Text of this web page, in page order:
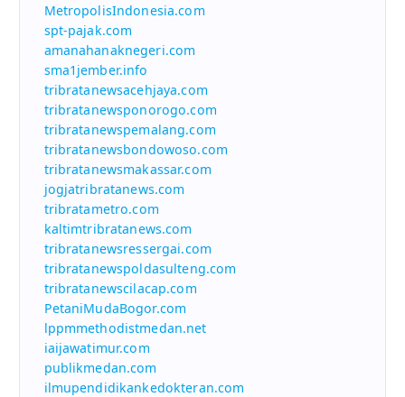
MetropolisIndonesia.com
spt-pajak.com
amanahanaknegeri.com
sma1jember.info
tribratanewsacehjaya.com
tribratanewsponorogo.com
tribratanewspemalang.com
tribratanewsbondowoso.com
tribratanewsmakassar.com
jogjatribratanews.com
tribratametro.com
kaltimtribratanews.com
tribratanewsressergai.com
tribratanewspoldasulteng.com
tribratanewscilacap.com
PetaniMudaBogor.com
lppmmethodistmedan.net
iaijawatimur.com
publikmedan.com
ilmupendidikankedokteran.com